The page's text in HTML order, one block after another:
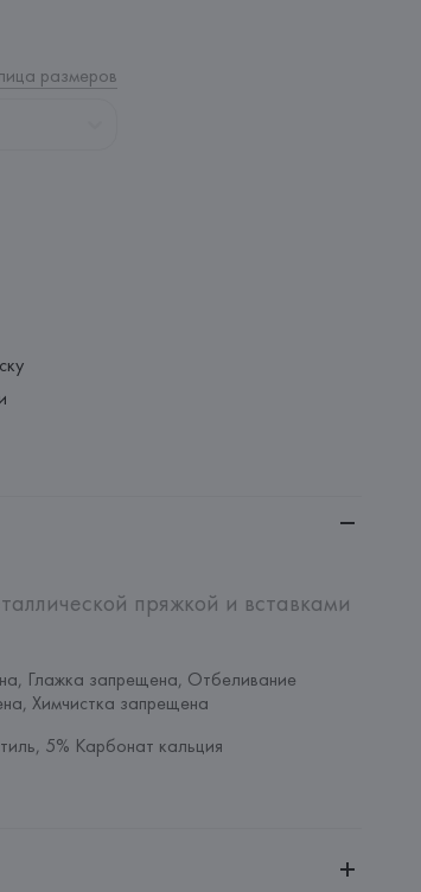
размеров
пряжкой и вставками
Глажка запрещена, Отбеливание
Химчистка запрещена
5% Карбонат кальция